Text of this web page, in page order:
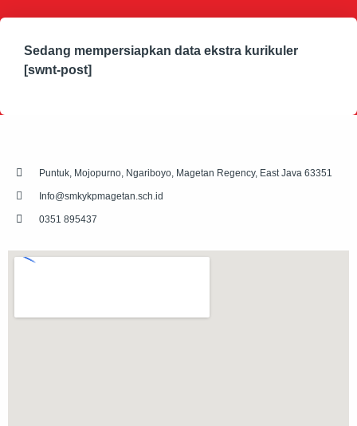
Sedang mempersiapkan data ekstra kurikuler
[swnt-post]
Puntuk, Mojopurno, Ngariboyo, Magetan Regency, East Java 63351
Info@smkykpmagetan.sch.id
0351 895437